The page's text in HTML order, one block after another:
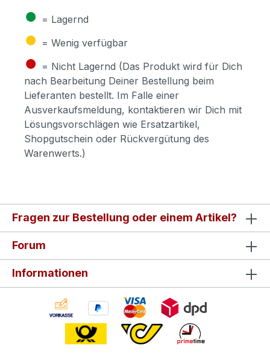
● = Lagernd
● = Wenig verfügbar
● = Nicht Lagernd (Das Produkt wird für Dich
nach Bearbeitung Deiner Bestellung beim
Lieferanten bestellt. Im Falle einer
Ausverkaufsmeldung, kontaktieren wir Dich mit
Lösungsvorschlägen wie Ersatzartikel,
Shopgutschein oder Rückvergütung des
Warenwerts.)
Fragen zur Bestellung oder einem Artikel?
Forum
Informationen